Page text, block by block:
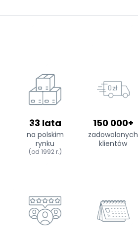
33 lata
na polskim
rynku
(od 1992 r.)
150 000+
zadowolonych
klientów